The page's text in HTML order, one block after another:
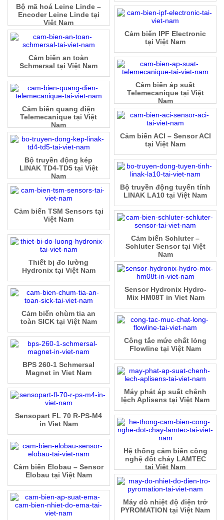
Bộ mã hoá Leine Linde –
Encoder Leine Linde tại
Việt Nam
Cảm biến IPF Electronic
tại Việt Nam
Cảm biến an toàn
Schmersal tại Việt Nam
Cảm biến áp suất
Telemecanique tại Việt
Nam
Cảm biến quang điện
Telemecanique tại Việt
Nam
Cảm biến ACI – Sensor ACI
tại Việt Nam
Bộ truyền động kép
LINAK TD4-TD5 tại Việt
Nam
Bộ truyền động tuyến tính
LINAK LA10 tại Việt Nam
Cảm biến TSM Sensors tại
Việt Nam
Cảm biến Schluter –
Schluter Sensor tại Việt
Nam
Thiết bị đo lường
Hydronix tại Việt Nam
Sensor Hydronix Hydro-
Mix HM08T in Viet Nam
Cảm biến chùm tia an
toàn SICK tại Việt Nam
Công tắc mức chất lỏng
Flowline tại Việt Nam
BPS 260-1 Schmersal
Magnet in Viet Nam
Máy phát áp suất chênh
lệch Aplisens tại Việt Nam
Sensopart FL 70 R-PS-M4
in Viet Nam
Hệ thống cảm biến công
nghệ đốt cháy LAMTEC
tại Việt Nam
Cảm biến Elobau – Sensor
Elobau tại Việt Nam
Máy dò nhiệt độ điện trở
PYROMATION tại Việt Nam